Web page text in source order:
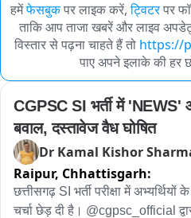
हमेंफेसबुकपर लाइक करें, ट्विटरपर
ताकि आप ताजा खबरें और लाइव
विस्तार से पढ़ना चाहते हैं तो https://
पाए अपने इलाके की हर
CGPSC SI भर्ती में 'NEWS'
बवाल, दस्तावेज वैध घोषित
Dr Kamal Kishor
Raipur, Chhattisgarh:
छत्तीसगढ़ SI भर्ती परीक्षा में
चर्चा छेड़ दी है। @cgpsc_official